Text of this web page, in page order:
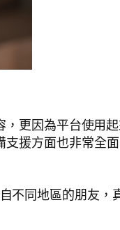
更因為平台使用
支援方面也非常全
不同地區的朋友